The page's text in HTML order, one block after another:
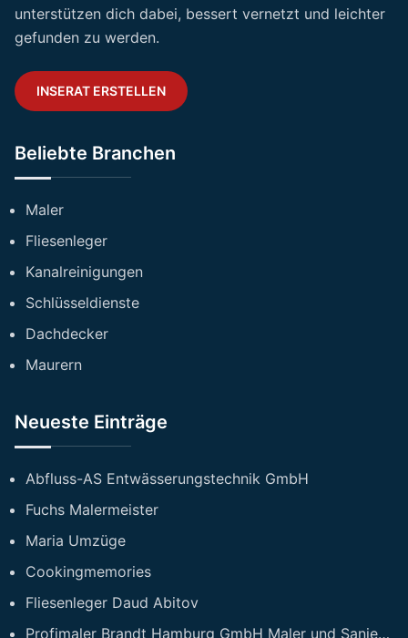
unterstützen dich dabei, bessert vernetzt und leichter
gefunden zu werden.
INSERAT ERSTELLEN
Beliebte Branchen
Maler
Fliesenleger
Kanalreinigungen
Schlüsseldienste
Dachdecker
Maurern
Neueste Einträge
Abfluss-AS Entwässerungstechnik GmbH
Fuchs Malermeister
Maria Umzüge
Cookingmemories
Fliesenleger Daud Abitov
Profimaler Brandt Hamburg GmbH Maler und Sanierungsfirma Hamburg